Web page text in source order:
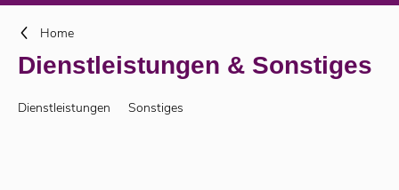
Home
Dienstleistungen & Sonstiges
Dienstleistungen Sonstiges